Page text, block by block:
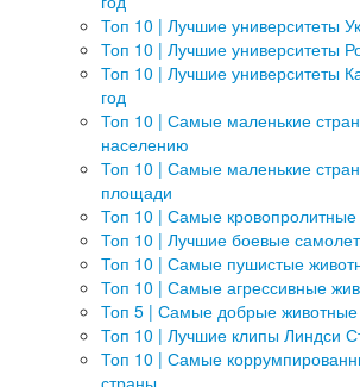
Топ 10 | Лучшие университеты
Топ 10 | Лучшие университеты
Топ 10 | Лучшие университеты
год
Топ 10 | Самые маленькие
населению
Топ 10 | Самые маленькие
площади
Топ 10 | Самые
Топ 10 | Лучшие боевые
Топ 10 | Самые пушистые
Топ 10 | Самые агрессивные
Топ 5 | Самые добрые животные
Топ 10 | Лучшие клипы Линдси
Топ 10 | Самые